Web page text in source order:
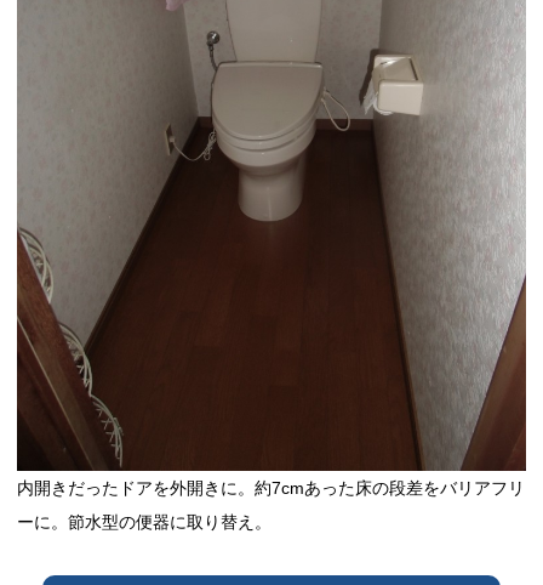
内開きだったドアを外開きに。約7cmあった床の段差をバリアフリ
ーに。節水型の便器に取り替え。